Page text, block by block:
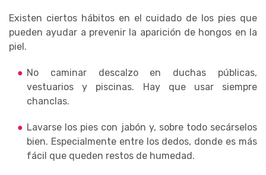
Existen ciertos hábitos en el cuidado de los pies que
pueden ayudar a prevenir la aparición de hongos en la
piel.
No caminar descalzo en duchas públicas,
vestuarios y piscinas. Hay que usar siempre
chanclas.
Lavarse los pies con jabón y, sobre todo secárselos
bien. Especialmente entre los dedos, donde es más
fácil que queden restos de humedad.